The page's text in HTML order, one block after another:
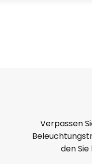
Verpassen
den